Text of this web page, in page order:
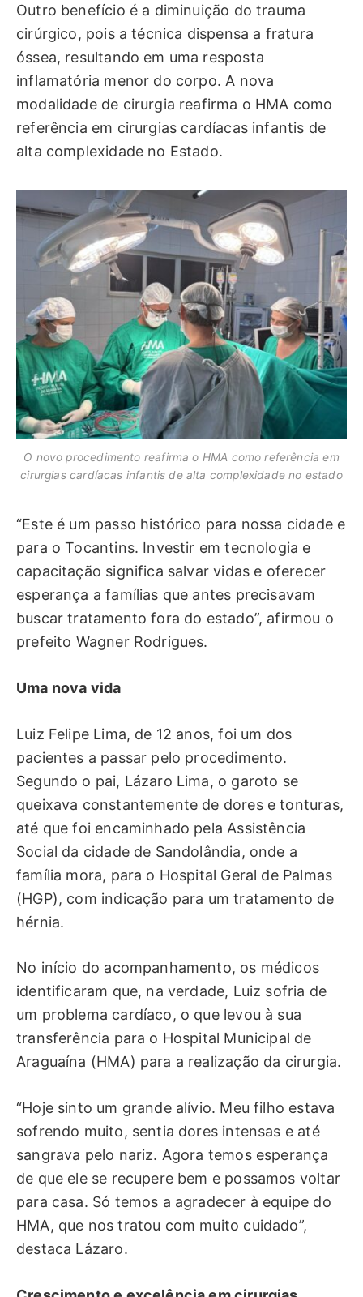
Outro benefício é a diminuição do trauma
cirúrgico, pois a técnica dispensa a fratura
óssea, resultando em uma resposta
inflamatória menor do corpo. A nova
modalidade de cirurgia reafirma o HMA como
referência em cirurgias cardíacas infantis de
alta complexidade no Estado.
O novo procedimento reafirma o HMA como referência em
cirurgias cardíacas infantis de alta complexidade no estado
“Este é um passo histórico para nossa cidade e
para o Tocantins. Investir em tecnologia e
capacitação significa salvar vidas e oferecer
esperança a famílias que antes precisavam
buscar tratamento fora do estado”, afirmou o
prefeito Wagner Rodrigues.
Uma nova vida
Luiz Felipe Lima, de 12 anos, foi um dos
pacientes a passar pelo procedimento.
Segundo o pai, Lázaro Lima, o garoto se
queixava constantemente de dores e tonturas,
até que foi encaminhado pela Assistência
Social da cidade de Sandolândia, onde a
família mora, para o Hospital Geral de Palmas
(HGP), com indicação para um tratamento de
hérnia.
No início do acompanhamento, os médicos
identificaram que, na verdade, Luiz sofria de
um problema cardíaco, o que levou à sua
transferência para o Hospital Municipal de
Araguaína (HMA) para a realização da cirurgia.
“Hoje sinto um grande alívio. Meu filho estava
sofrendo muito, sentia dores intensas e até
sangrava pelo nariz. Agora temos esperança
de que ele se recupere bem e possamos voltar
para casa. Só temos a agradecer à equipe do
HMA, que nos tratou com muito cuidado”,
destaca Lázaro.